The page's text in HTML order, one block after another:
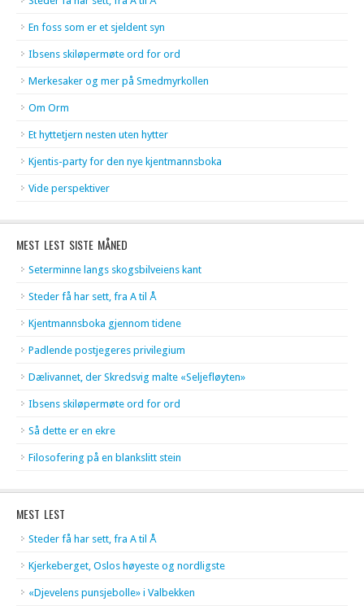
En foss som er et sjeldent syn
Ibsens skiløpermøte ord for ord
Merkesaker og mer på Smedmyrkollen
Om Orm
Et hyttetjern nesten uten hytter
Kjentis-party for den nye kjentmannsboka
Vide perspektiver
MEST LEST SISTE MÅNED
Seterminne langs skogsbilveiens kant
Steder få har sett, fra A til Å
Kjentmannsboka gjennom tidene
Padlende postjegeres privilegium
Dælivannet, der Skredsvig malte «Seljefløyten»
Ibsens skiløpermøte ord for ord
Så dette er en ekre
Filosofering på en blankslitt stein
MEST LEST
Steder få har sett, fra A til Å
Kjerkeberget, Oslos høyeste og nordligste
«Djevelens punsjebolle» i Valbekken